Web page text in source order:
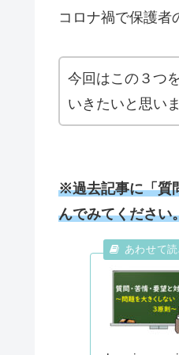
コロナ禍で保護者
今回はこの３つ
いきたいと思いま
※過去記事に「質
んでみてください